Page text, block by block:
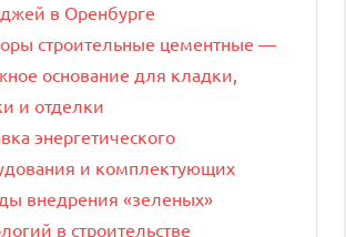
в Оренбурге
строительные цементные —
основание для кладки,
и отделки
энергетического
и комплектующих
внедрения «зеленых»
в строительстве